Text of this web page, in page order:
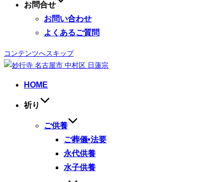
お問合せ
お問い合わせ
よくあるご質問
コンテンツへスキップ
HOME
祈り
ご供養
ご葬儀•法要
永代供養
水子供養